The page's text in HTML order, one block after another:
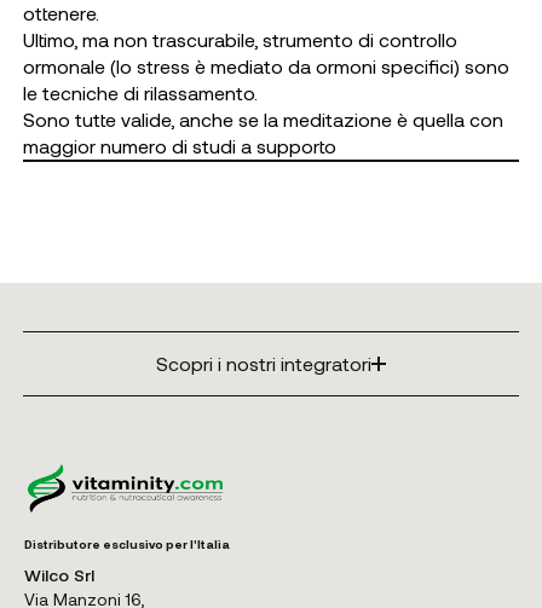
ottenere.
Ultimo, ma non trascurabile, strumento di controllo
ormonale (lo stress è mediato da ormoni specifici) sono
le tecniche di rilassamento.
Sono tutte valide, anche se la meditazione è quella con
maggior numero di studi a supporto
Scopri i nostri integratori
Distributore esclusivo per l'Italia
Wilco Srl
Via Manzoni 16,